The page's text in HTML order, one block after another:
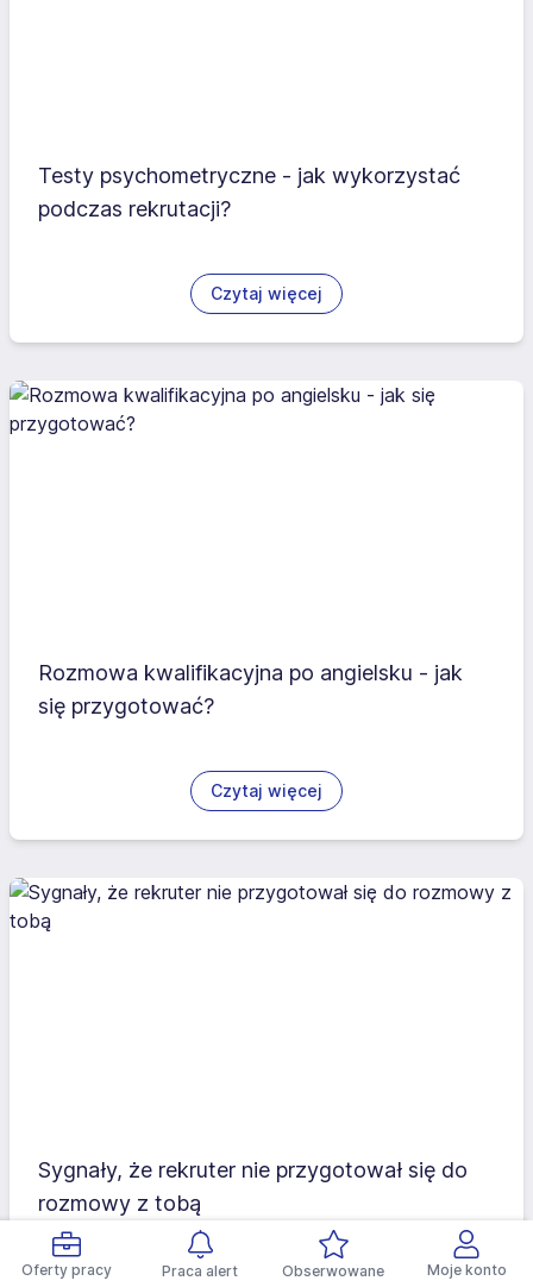
Oferty pracy Praca alert Obserwowane Moje konto
Testy psychometryczne - jak wykorzystać
podczas rekrutacji?
Czytaj więcej
Rozmowa kwalifikacyjna po angielsku - jak
się przygotować?
Czytaj więcej
Sygnały, że rekruter nie przygotował się do
rozmowy z tobą